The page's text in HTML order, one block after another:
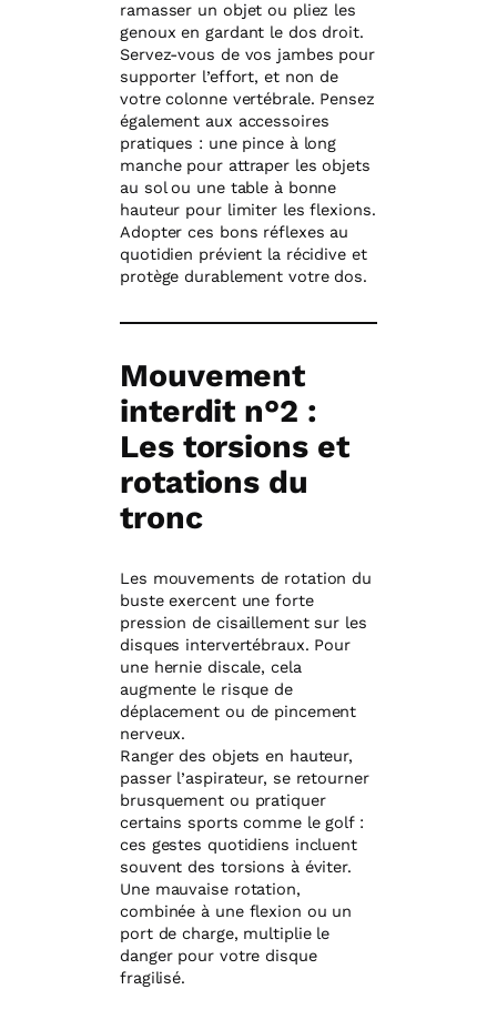
ramasser un objet ou pliez les
genoux en gardant le dos droit.
Servez-vous de vos jambes pour
supporter l’effort, et non de
votre colonne vertébrale. Pensez
également aux accessoires
pratiques : une pince à long
manche pour attraper les objets
au sol ou une table à bonne
hauteur pour limiter les flexions.
Adopter ces bons réflexes au
quotidien prévient la récidive et
protège durablement votre dos.
Mouvement
interdit n°2 :
Les torsions et
rotations du
tronc
Les mouvements de rotation du
buste exercent une forte
pression de cisaillement sur les
disques intervertébraux. Pour
une hernie discale, cela
augmente le risque de
déplacement ou de pincement
nerveux.
Ranger des objets en hauteur,
passer l’aspirateur, se retourner
brusquement ou pratiquer
certains sports comme le golf :
ces gestes quotidiens incluent
souvent des torsions à éviter.
Une mauvaise rotation,
combinée à une flexion ou un
port de charge, multiplie le
danger pour votre disque
fragilisé.